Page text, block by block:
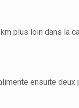
plus loin dans la
ensuite deux